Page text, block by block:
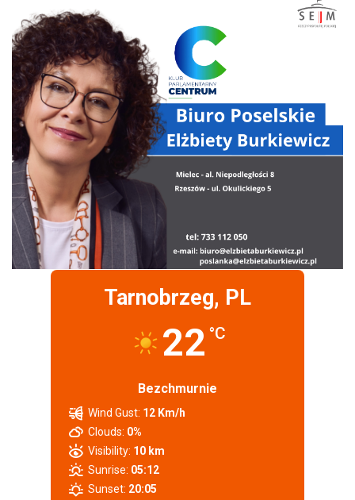
Tarnobrzeg, PL
22 °C
Bezchmurnie
Wind Gust: 12 Km/h
Clouds: 0%
Visibility: 10 km
Sunrise: 05:12
Sunset: 20:05